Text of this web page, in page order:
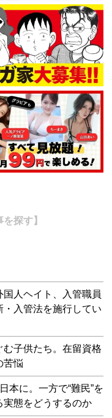
探す】
国人ヘイト、入管職員
入管法を施行してい
む子供たち。在留資格
苦悩
本に。一方で“難民”を
実態をどうするのか